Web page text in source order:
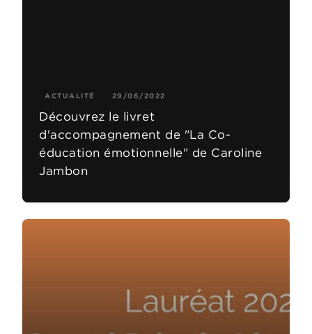
ACTUALITÉ 29/06/2022
Découvrez le livret
d'accompagnement de "La Co-
éducation émotionnelle" de Caroline
Jambon